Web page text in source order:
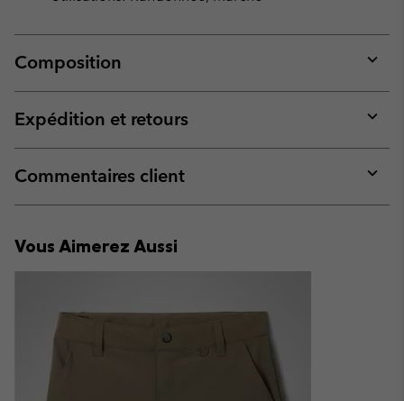
Composition
or
Expédition et retours
or
Commentaires client
or
Vous Aimerez Aussi